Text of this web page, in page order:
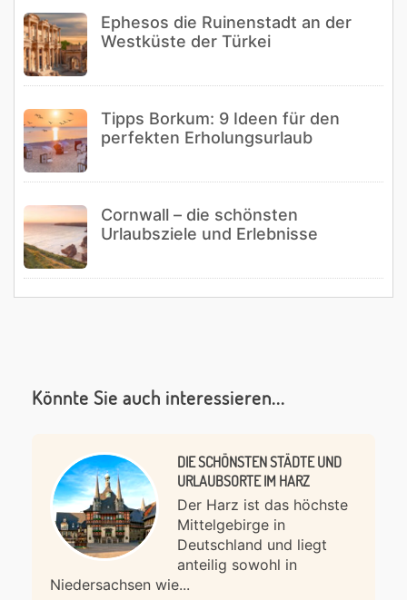
Ephesos die Ruinenstadt an der
Westküste der Türkei
Tipps Borkum: 9 Ideen für den
perfekten Erholungsurlaub
Cornwall – die schönsten
Urlaubsziele und Erlebnisse
Könnte Sie auch interessieren...
DIE SCHÖNSTEN STÄDTE UND
URLAUBSORTE IM HARZ
Der Harz ist das höchste
Mittelgebirge in
Deutschland und liegt
anteilig sowohl in
Niedersachsen wie...